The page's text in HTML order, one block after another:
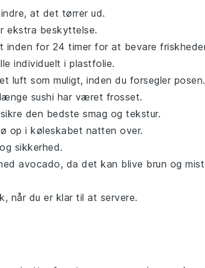
at det tørrer ud.
ekstra beskyttelse.
for 24 timer for at bevare
individuelt i plastfolie.
luft som muligt, inden du forsegler posen.
sushi har været frosset.
den bedste smag og tekstur.
op i køleskabet natten over.
sikkerhed.
avocado, da det kan blive brun og
når du er klar til at servere.